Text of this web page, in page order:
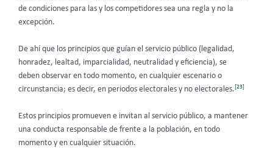
de condiciones para las y los competidores sea una regla y no la
excepción.
De ahí que los principios que guían el servicio público (legalidad,
honradez, lealtad, imparcialidad, neutralidad y eficiencia), se
deben observar en todo momento, en cualquier escenario o
circunstancia; es decir, en periodos electorales y no electorales.[23]
Estos principios promueven e invitan al servicio público, a mantener
una conducta responsable de frente a la población, en todo
momento y en cualquier situación.